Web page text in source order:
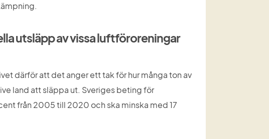
utsläpp av vissa luftföroreningar
därför att det anger ett tak för hur många ton av
land att släppa ut. Sveriges beting för
från 2005 till 2020 och ska minska med 17